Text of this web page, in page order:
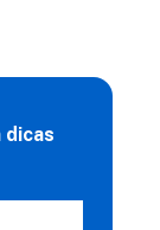
dicas